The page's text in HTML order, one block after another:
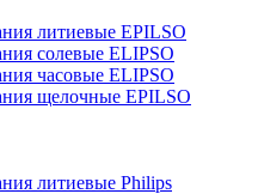
литиевые EPILSO
солевые ELIPSO
часовые ELIPSO
щелочные EPILSO
литиевые Philips